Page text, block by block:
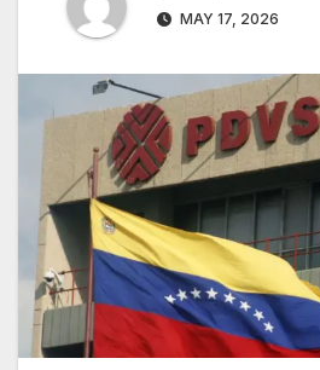
MAY 17, 2026